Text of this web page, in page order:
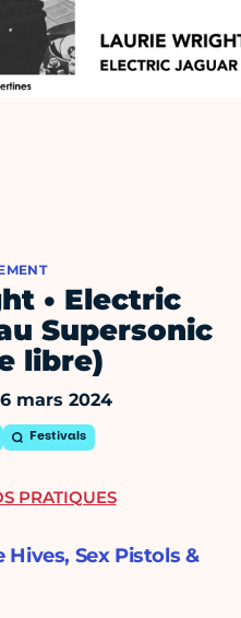
• Electric
Supersonic
libre)
mars 2024
Festivals
Hives, Sex Pistols &
PRATIQUES